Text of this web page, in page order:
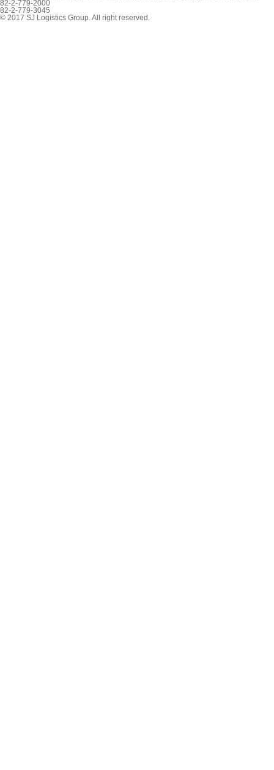
82-2-779-2000
82-2-779-3045
© 2017 SJ Logistics Group. All right reserved.